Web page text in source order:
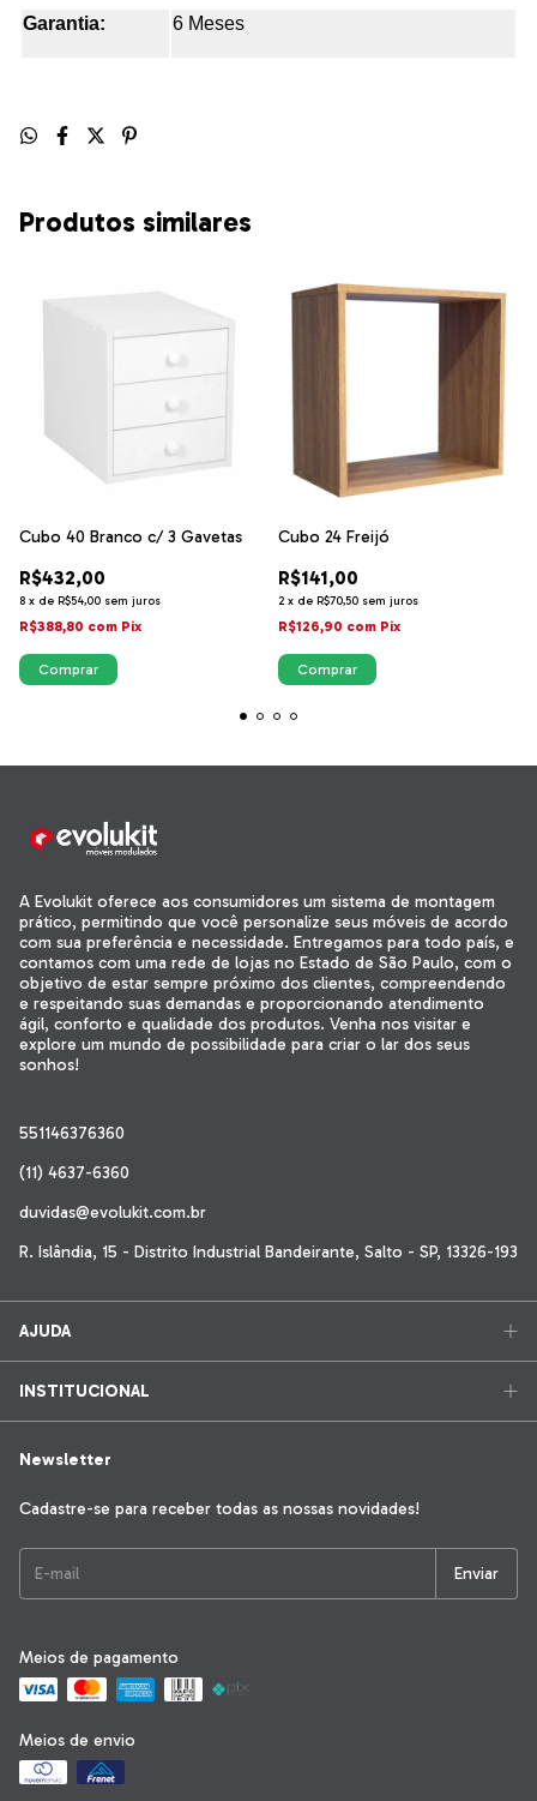
Garantia: 6 Meses
Produtos similares
Cubo 40 Branco c/ 3 Gavetas
R$432,00
8 x de R$54,00 sem juros
R$388,80 com Pix
Cubo 24 Freijó
R$141,00
2 x de R$70,50 sem juros
R$126,90 com Pix
A Evolukit oferece aos consumidores um sistema de montagem
prático, permitindo que você personalize seus móveis de acordo
com sua preferência e necessidade. Entregamos para todo país, e
contamos com uma rede de lojas no Estado de São Paulo, com o
objetivo de estar sempre próximo dos clientes, compreendendo
e respeitando suas demandas e proporcionando atendimento
ágil, conforto e qualidade dos produtos. Venha nos visitar e
explore um mundo de possibilidade para criar o lar dos seus
sonhos!
551146376360
(11) 4637-6360
duvidas@evolukit.com.br
R. Islândia, 15 - Distrito Industrial Bandeirante, Salto - SP, 13326-193
AJUDA
INSTITUCIONAL
Newsletter
Cadastre-se para receber todas as nossas novidades!
Meios de pagamento
Meios de envio